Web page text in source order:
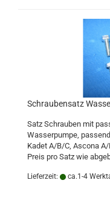
Schraubensatz
Satz Schrauben mit
Wasserpumpe,
Kadet A/B/C, Ascona
Preis pro Satz wie
Lieferzeit: ca.1-4